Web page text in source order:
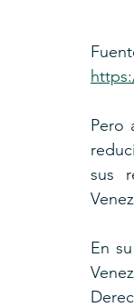
Pero
sus
En